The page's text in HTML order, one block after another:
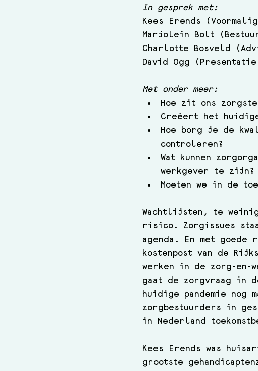
In gesprek met:
Kees Erends
Marjolein Bolt
Charlotte Bosveld
David Ogg
Met onder meer:
Hoe zit ons
Creëert het
Hoe borg je de
controleren?
Wat kunnen
werkgever te zijn?
Moeten we in de
Wachtlijsten, te
risico. Zorgissues
agenda. En met
kostenpost van de
werken in de zorg-
gaat de zorgvraag in
huidige pandemie nog
zorgbestuurders in
in Nederland
Kees Erends was
grootste